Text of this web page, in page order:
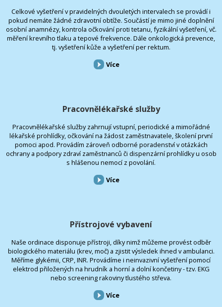
Celkové vyšetření v pravidelných dvouletých intervalech se provádí i
pokud nemáte žádné zdravotní obtíže. Součástí je mimo jiné doplnění
osobní anamnézy, kontrola očkování proti tetanu, fyzikální vyšetření, vč.
měření krevního tlaku a tepové frekvence. Dále onkologická prevence,
tj. vyšetření kůže a vyšetření per rektum.
Více
Pracovnělékařské služby
Pracovnělékařské služby zahrnují vstupní, periodické a mimořádné
lékařské prohlídky, očkování na žádost zaměstnavatele, školení první
pomoci apod. Provádím zároveň odborné poradenství v otázkách
ochrany a podpory zdraví zaměstnanců či dispenzární prohlídky u osob
s hlášenou nemocí z povolání.
Více
Přístrojové vybavení
Naše ordinace disponuje přístroji, díky nimž můžeme provést odběr
biologického materiálu (krev, moč) a zjistit výsledek ihned v ambulanci.
Měříme glykémii, CRP, INR. Provádíme i neinvazivní vyšetření pomocí
elektrod přiložených na hrudník a horní a dolní končetiny - tzv. EKG
nebo screening rakoviny tlustého střeva.
Více